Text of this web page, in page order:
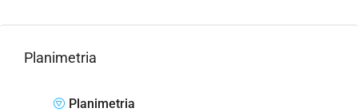
Planimetria
Planimetria